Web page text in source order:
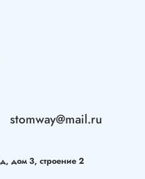
stomway@mail.ru
дом 3, строение 2